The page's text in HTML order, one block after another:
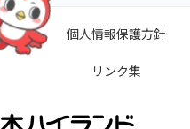
個人情報保護方針
リンク集